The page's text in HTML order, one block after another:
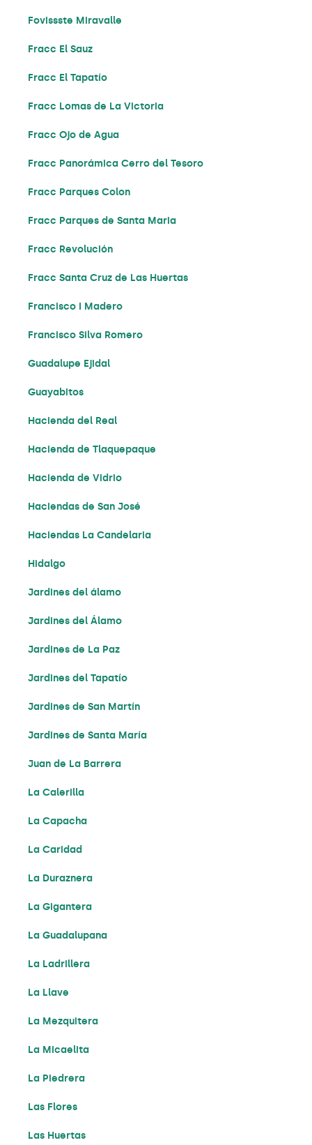
Fovissste Miravalle
Fracc El Sauz
Fracc El Tapatío
Fracc Lomas de La Victoria
Fracc Ojo de Agua
Fracc Panorámica Cerro del Tesoro
Fracc Parques Colon
Fracc Parques de Santa Maria
Fracc Revolución
Fracc Santa Cruz de Las Huertas
Francisco I Madero
Francisco Silva Romero
Guadalupe Ejidal
Guayabitos
Hacienda del Real
Hacienda de Tlaquepaque
Hacienda de Vidrio
Haciendas de San José
Haciendas La Candelaria
Hidalgo
Jardines del álamo
Jardines del Álamo
Jardines de La Paz
Jardines del Tapatío
Jardines de San Martín
Jardines de Santa María
Juan de La Barrera
La Calerilla
La Capacha
La Caridad
La Duraznera
La Gigantera
La Guadalupana
La Ladrillera
La Llave
La Mezquitera
La Micaelita
La Piedrera
Las Flores
Las Huertas